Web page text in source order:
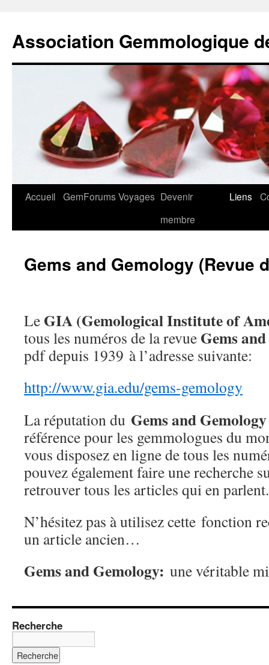
Association Gemmologique
Aller
Accueil GemForums Voyages Devenir
membre
Liens
Gems and Gemology (Revue
Le GIA (Gemological Institute of
tous les numéros de la revue Gems
pdf depuis 1939 à l’adresse suivante:
http://www.gia.edu/gems-gemology
La réputation du Gems and Gemology
référence pour les gemmologues du
vous disposez en ligne de tous les
pouvez également faire une recherche
retrouver tous les articles qui en parlent.
N’hésitez pas à utilisez cette fonction
un article ancien…
Gems and Gemology: une véritable
Recherche